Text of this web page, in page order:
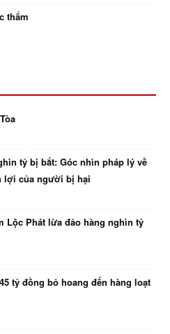
thẩm
tỷ bị bắt: Góc nhìn pháp lý về
lợi của người bị hại
Lộc Phát lừa đảo hàng nghìn tỷ
tỷ đồng bỏ hoang đến hàng loạt